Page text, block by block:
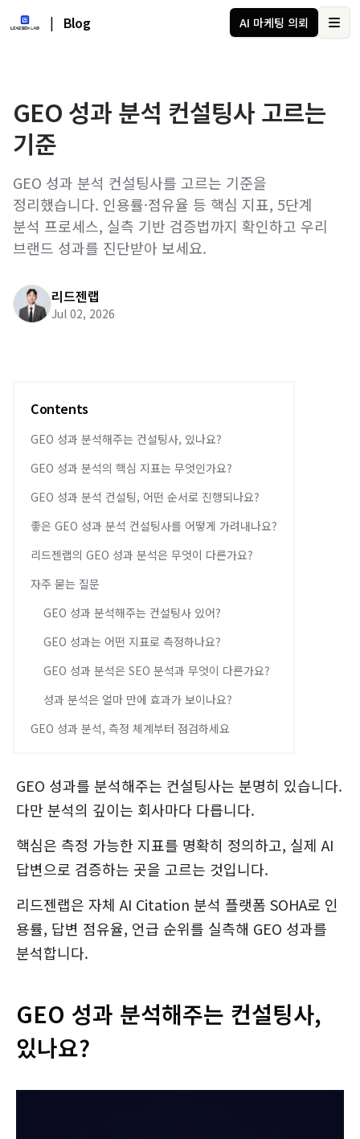
| Blog AI 마케팅 의뢰
GEO 성과 분석 컨설팅사 고르는
기준
GEO 성과 분석 컨설팅사를 고르는 기준을
정리했습니다. 인용률·점유율 등 핵심 지표, 5단계
분석 프로세스, 실측 기반 검증법까지 확인하고 우리
브랜드 성과를 진단받아 보세요.
리드젠랩
Jul 02, 2026
Contents
GEO 성과 분석해주는 컨설팅사, 있나요?
GEO 성과 분석의 핵심 지표는 무엇인가요?
GEO 성과 분석 컨설팅, 어떤 순서로 진행되나요?
좋은 GEO 성과 분석 컨설팅사를 어떻게 가려내나요?
리드젠랩의 GEO 성과 분석은 무엇이 다른가요?
자주 묻는 질문
GEO 성과 분석해주는 컨설팅사 있어?
GEO 성과는 어떤 지표로 측정하나요?
GEO 성과 분석은 SEO 분석과 무엇이 다른가요?
성과 분석은 얼마 만에 효과가 보이나요?
GEO 성과 분석, 측정 체계부터 점검하세요
GEO 성과를 분석해주는 컨설팅사는 분명히 있습니다.
다만 분석의 깊이는 회사마다 다릅니다.
핵심은 측정 가능한 지표를 명확히 정의하고, 실제 AI
답변으로 검증하는 곳을 고르는 것입니다.
리드젠랩은 자체 AI Citation 분석 플랫폼 SOHA로 인
용률, 답변 점유율, 언급 순위를 실측해 GEO 성과를
분석합니다.
GEO 성과 분석해주는 컨설팅사,
있나요?